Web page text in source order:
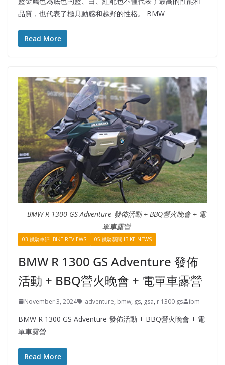
品質，也代表了極具動感和越野的性格。 BMW
Read More
BMW R 1300 GS Adventure 發佈活動 + BBQ營火晚會 + 電
單車露營
03 鐵騎車評 IBIKE REVIEWS 05 鐵騎新聞 IBIKE NEWS
BMW R 1300 GS Adventure 發佈
活動 + BBQ營火晚會 + 電單車露營
November 3, 2024 adventure, bmw, gs, gsa, r 1300 gs ibm
BMW R 1300 GS Adventure 發佈活動 + BBQ營火晚會 + 電
單車露營
Read More